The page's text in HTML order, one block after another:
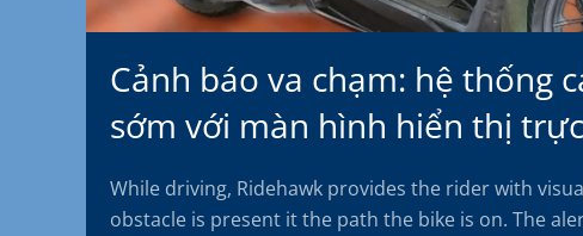
Cảnh báo va chạm: hệ thống
sớm với màn hình hiển thị
While driving, Ridehawk provides the rider with
obstacle is present it the path the bike is on. The